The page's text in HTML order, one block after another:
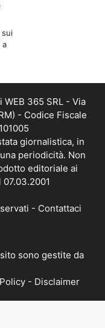
sui
a
365 SRL - Via
- Codice Fiscale
giornalistica, in
periodicità. Non
editoriale ai
- Contattaci
sono gestite da
- Disclaimer